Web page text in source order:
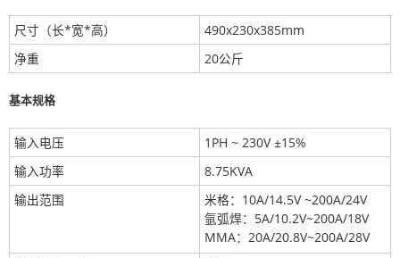
尺寸（长*宽*高）
490x230x385mm
净重
20公斤
基本规格
输入电压
1PH ~ 230V ±15%
输入功率
8.75KVA
输出范围
米格：10A/14.5V ~200A/24V
氩弧焊：5A/10.2V~200A/18V
MMA：20A/20.8V~200A/28V